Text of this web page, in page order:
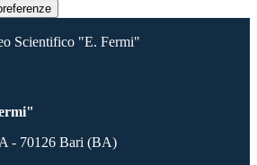
Scientifico "E. Fermi"
- 70126 Bari (BA)